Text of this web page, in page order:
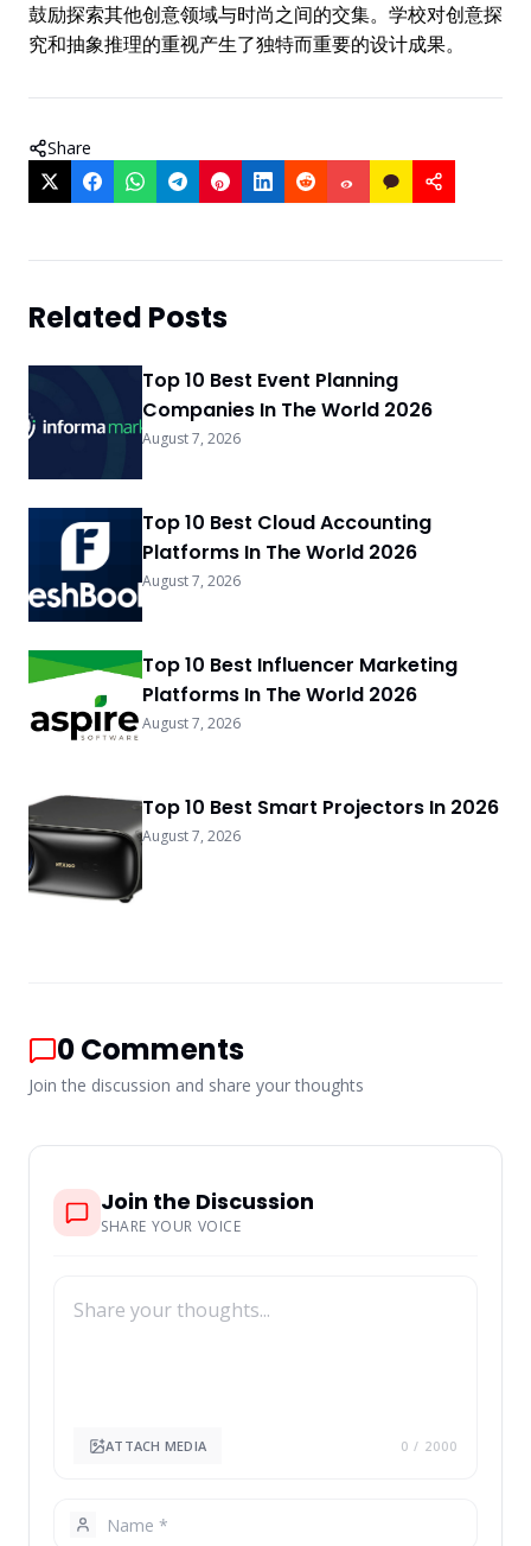
鼓励探索其他创意领域与时尚之间的交集。学校对创意探
究和抽象推理的重视产生了独特而重要的设计成果。
Share
Related Posts
Top 10 Best Event Planning
Companies In The World 2026
August 7, 2026
Top 10 Best Cloud Accounting
Platforms In The World 2026
August 7, 2026
Top 10 Best Influencer Marketing
Platforms In The World 2026
August 7, 2026
Top 10 Best Smart Projectors In 2026
August 7, 2026
0Comments
Join the discussion and share your thoughts
Join the Discussion
SHARE YOUR VOICE
ATTACH MEDIA 0 / 2000